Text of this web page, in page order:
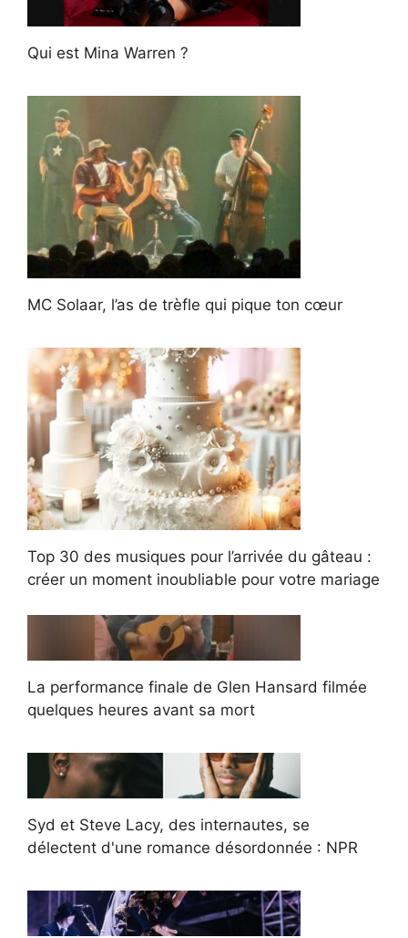
Qui est Mina Warren ?
MC Solaar, l’as de trèfle qui pique ton cœur
Top 30 des musiques pour l’arrivée du gâteau :
créer un moment inoubliable pour votre mariage
La performance finale de Glen Hansard filmée
quelques heures avant sa mort
Syd et Steve Lacy, des internautes, se
délectent d'une romance désordonnée : NPR